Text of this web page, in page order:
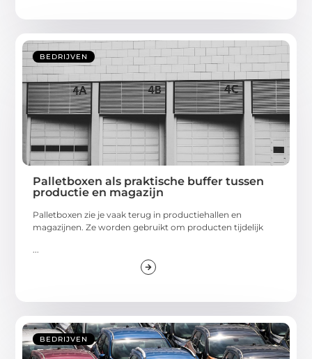
BEDRIJVEN
Palletboxen als praktische buffer tussen
productie en magazijn
Palletboxen zie je vaak terug in productiehallen en
magazijnen. Ze worden gebruikt om producten tijdelijk
...
BEDRIJVEN